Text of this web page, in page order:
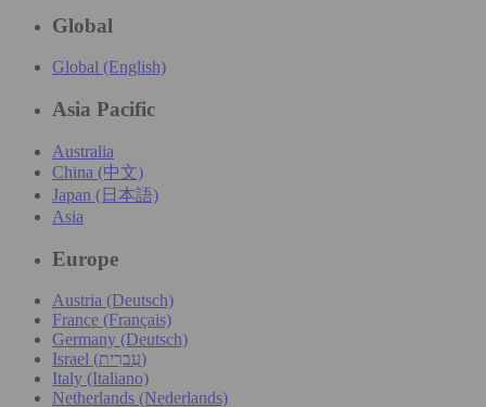
Global
Global (English)
Asia Pacific
Australia
China (中文)
Japan (日本語)
Asia
Europe
Austria (Deutsch)
France (Français)
Germany (Deutsch)
Israel (עִברִית)
Italy (Italiano)
Netherlands (Nederlands)